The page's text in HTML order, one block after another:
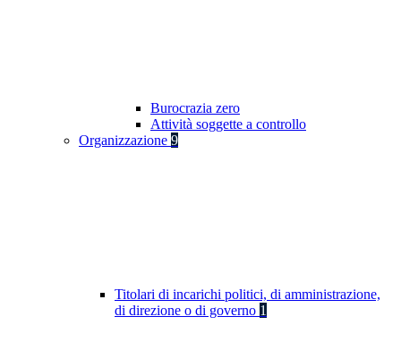
Burocrazia zero
Attività soggette a controllo
Organizzazione 9
Titolari di incarichi politici, di amministrazione,
di direzione o di governo 1